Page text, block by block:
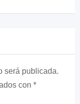
será publicada.
con *